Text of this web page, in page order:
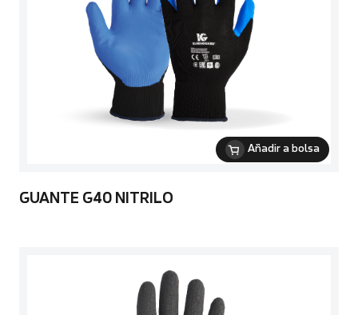
Añadir a bolsa
GUANTE G40 NITRILO